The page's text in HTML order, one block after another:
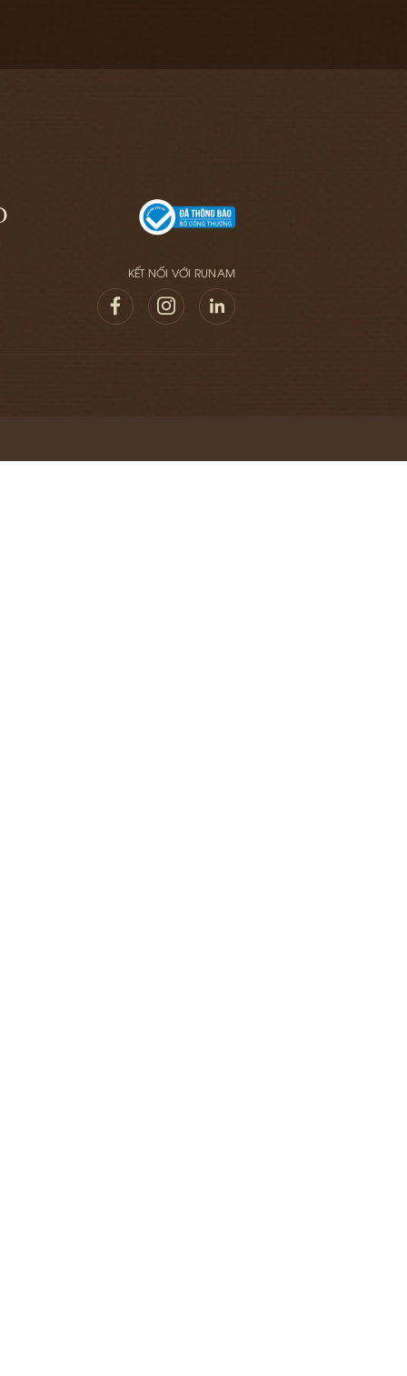
KẾT NỐI VỚI RUNAM